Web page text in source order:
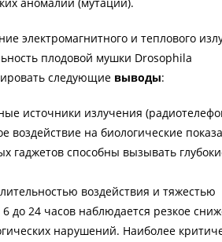
аномалий (мутаций).
электромагнитного и теплового
плодовой мушки Drosophila
следующие выводы:
источники излучения
на биологические
гаджетов способны вызывать
воздействия и тяжестью
до 24 часов наблюдается резкое
нарушений. Наиболее